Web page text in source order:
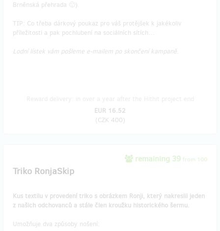
Brněnská přehrada 🙂).
TIP: Co třeba dárkový poukaz pro váš protějšek k jakékoliv
příležitosti a pak pochlubení na sociálních sítích…
Lodní lístek vám pošleme e-mailem po skončení kampaně.
EUR 16.52
(CZK 400)
remaining 39 from 100
Triko RonjaSkip
Kus textilu v provedení triko s obrázkem Ronji, který nakreslil jeden
z našich odchovanců a stále člen kroužku historického šermu.
Umožňuje dva způsoby nošení: